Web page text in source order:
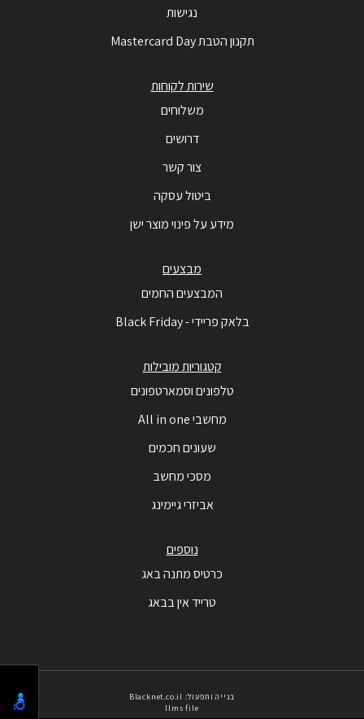
נגישות
תקנון הטבת Mastercard Day
שירות לקוחות
משלוחים
דרושים
צור קשר
ביטול עסקה
מידע על פינוי מוצר ישן
מבצעים
המבצעים החמים
בלאק פריידי - Black Friday
קטגוריות מובילות
טלפונים וסמארטפונים
מחשבי All in one
שעונים חכמים
מסכי מחשב
אביזרי גיימינג
נוספים
כרטיס מתנה באג
טרייד אין בבאג
בנייה ותפעול: Blacknet.co.il
llms file